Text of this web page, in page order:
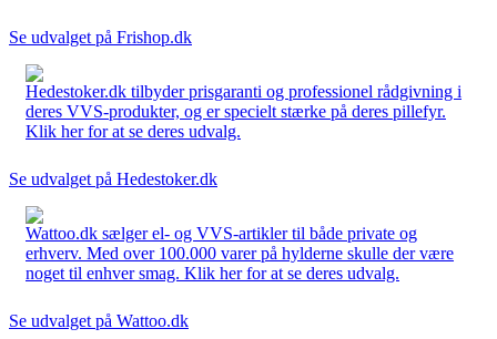
Se udvalget på Frishop.dk
Hedestoker.dk tilbyder prisgaranti og professionel rådgivning i
deres VVS-produkter, og er specielt stærke på deres pillefyr.
Klik her for at se deres udvalg.
Se udvalget på Hedestoker.dk
Wattoo.dk sælger el- og VVS-artikler til både private og
erhverv. Med over 100.000 varer på hylderne skulle der være
noget til enhver smag. Klik her for at se deres udvalg.
Se udvalget på Wattoo.dk